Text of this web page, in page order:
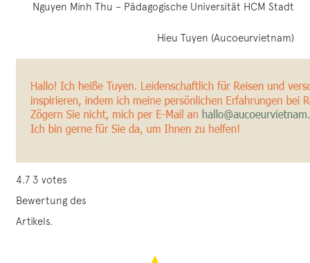
Nguyen Minh Thu – Pädagogische Universität HCM Stadt
Hieu Tuyen (Aucoeurvietnam)
4.7 3 votes
Bewertung des
Artikels.